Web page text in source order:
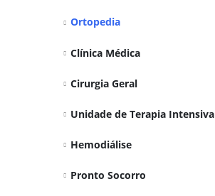
Ortopedia
Clínica Médica
Cirurgia Geral
Unidade de Terapia Intensiva
Hemodiálise
Pronto Socorro